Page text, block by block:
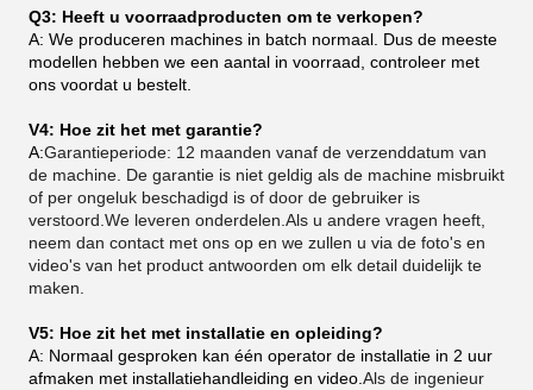
Q3: Heeft u voorraadproducten om te verkopen?
A: We produceren machines in batch normaal. Dus de meeste
modellen hebben we een aantal in voorraad, controleer met
ons voordat u bestelt.
V4: Hoe zit het met garantie?
A:Garantieperiode: 12 maanden vanaf de verzenddatum van
de machine. De garantie is niet geldig als de machine misbruikt
of per ongeluk beschadigd is of door de gebruiker is
verstoord.We leveren onderdelen.Als u andere vragen heeft,
neem dan contact met ons op en we zullen u via de foto's en
video's van het product antwoorden om elk detail duidelijk te
maken.
V5: Hoe zit het met installatie en opleiding?
A: Normaal gesproken kan één operator de installatie in 2 uur
afmaken met installatiehandleiding en video. Als de ingenieur